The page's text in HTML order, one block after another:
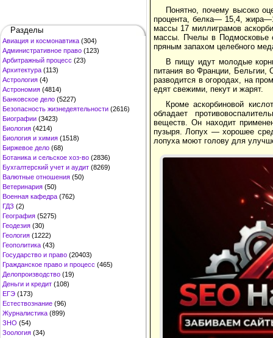
Разделы
Авиация и космонавтика (304)
Административное право (123)
Арбитражный процесс (23)
Архитектура (113)
Астрология (4)
Астрономия (4814)
Банковское дело (5227)
Безопасность жизнедеятельности (2616)
Биографии (3423)
Биология (4214)
Биология и химия (1518)
Биржевое дело (68)
Ботаника и сельское хоз-во (2836)
Бухгалтерский учет и аудит (8269)
Валютные отношения (50)
Ветеринария (50)
Военная кафедра (762)
ГДЗ (2)
География (5275)
Геодезия (30)
Геология (1222)
Геополитика (43)
Государство и право (20403)
Гражданское право и процесс (465)
Делопроизводство (19)
Деньги и кредит (108)
ЕГЭ (173)
Естествознание (96)
Журналистика (899)
ЗНО (54)
Зоология (34)
Понятно, почему высоко
процента, белка— 15,4,
массы 17 миллиграмов
массы. Пчелы в Подмосковье
пряным запахом целебного
В пищу идут молодые
питания во Франции,
разводится в огородах, на
едят свежими, пекут и жарят.
Кроме аскорбиновой
обладает
веществ. Он находит
пузыря. Лопух — хорошее
лопуха моют голову для